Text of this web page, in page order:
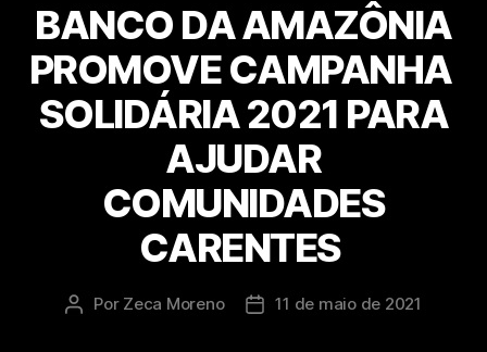
BANCO DA AMAZÔNIA
PROMOVE CAMPANHA
SOLIDÁRIA 2021 PARA
AJUDAR
COMUNIDADES
CARENTES
Por Zeca Moreno 11 de maio de 2021